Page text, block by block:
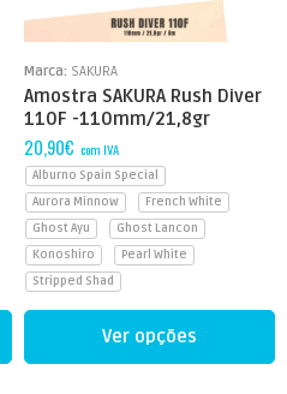
Marca: SAKURA
Amostra SAKURA Rush Diver
110F -110mm/21,8gr
20,90€ com IVA
Alburno Spain Special
Aurora Minnow
French White
Ghost Ayu
Ghost Lancon
Konoshiro
Pearl White
Stripped Shad
Ver opções